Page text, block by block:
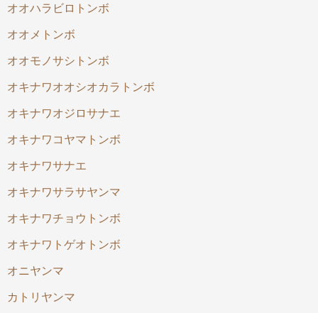
オオハラビロトンボ
オオメトンボ
オオモノサシトンボ
オキナワオオシオカラトンボ
オキナワオジロサナエ
オキナワコヤマトンボ
オキナワサナエ
オキナワサラサヤンマ
オキナワチョウトンボ
オキナワトゲオトンボ
オニヤンマ
カトリヤンマ